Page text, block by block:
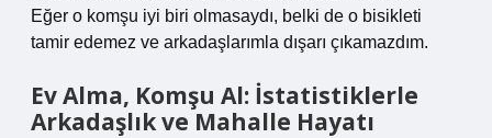
Eğer o komşu iyi biri olmasaydı, belki de o bisikleti
tamir edemez ve arkadaşlarımla dışarı çıkamazdım.
Ev Alma, Komşu Al: İstatistiklerle
Arkadaşlık ve Mahalle Hayatı